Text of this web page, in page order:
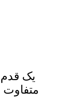
یک قدم